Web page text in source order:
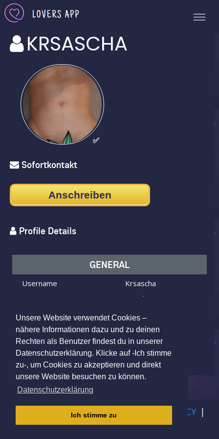
Unsere Website verwendet Cookies –
nähere Informationen dazu und zu deinen
Rechten als Benutzer findest du in unserer
Datenschutzerklärung. Klicke auf -Ich stimme
zu-, um Cookies zu akzeptieren und direkt
unsere Website besuchen zu können.
Datenschutzerklärung
Ich stimme zu
KRSASCHA
✅
Sofortkontakt
Anschreiben
Profile Details
GENERAL
Username
Krsascha
Male
Looking for
Female
Age
41 y.o.
Location
Krefeld, Germany
TERMS OF USE PRIVACY POLICY |
CHILDREN PRIVACY